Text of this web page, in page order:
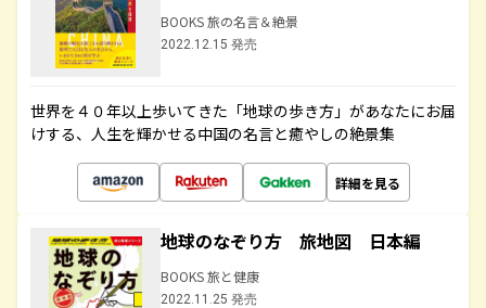
BOOKS 旅の名言＆絶景
2022.12.15 発売
世界を４０年以上歩いてきた「地球の歩き方」があなたにお届
けする、人生を輝かせる中国の名言と癒やしの絶景集
詳細を見る
地球のなぞり方 旅地図 日本編
BOOKS 旅と健康
2022.11.25 発売